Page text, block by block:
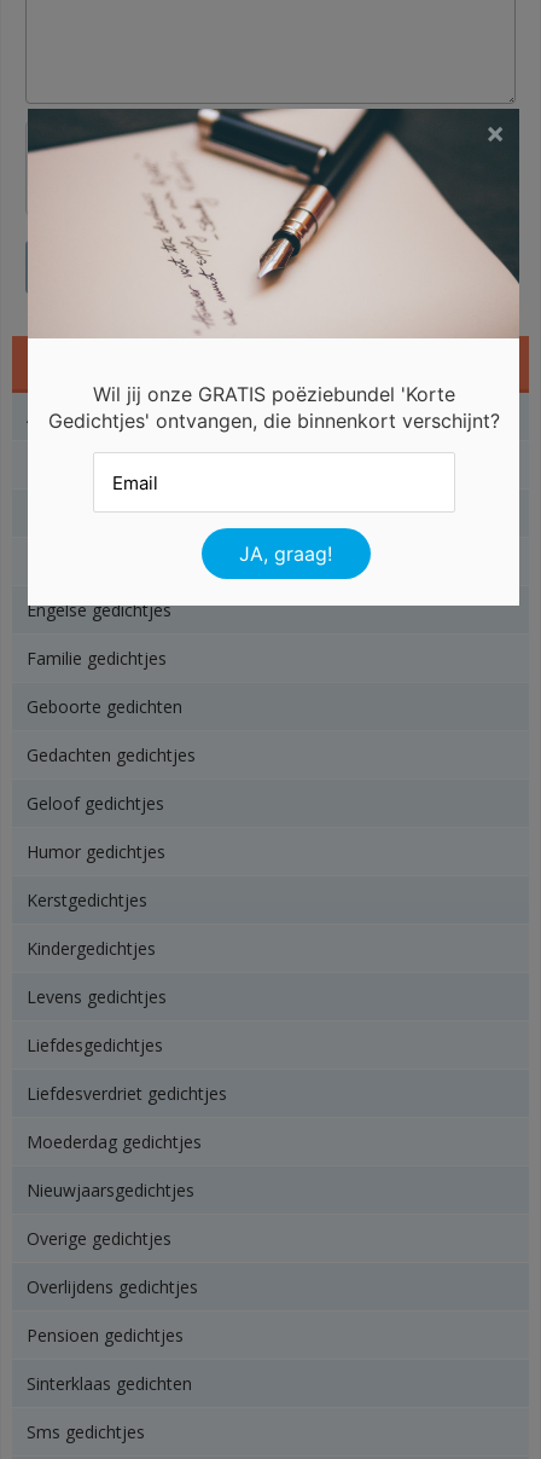
Gedicht insturen
Angst gedichtjes
Beterschap gedichtjes
Engelse gedichtjes
Familie gedichtjes
Geboorte gedichten
Gedachten gedichtjes
Geloof gedichtjes
Humor gedichtjes
Kerstgedichtjes
Kindergedichtjes
Levens gedichtjes
Liefdesgedichtjes
Liefdesverdriet gedichtjes
Moederdag gedichtjes
Nieuwjaarsgedichtjes
Overige gedichtjes
Overlijdens gedichtjes
Pensioen gedichtjes
Sinterklaas gedichten
Sms gedichtjes
Wil jij onze GRATIS poëziebundel 'Korte
Gedichtjes' ontvangen, die binnenkort verschijnt?
×